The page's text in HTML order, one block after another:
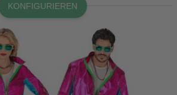
KONFIGURIEREN